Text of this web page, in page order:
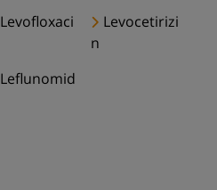
Levofloxaci
Levocetirizi
n
Leflunomid